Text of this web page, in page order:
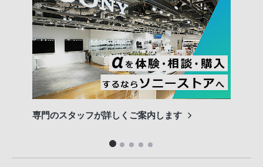
専門のスタッフが詳しくご案内します